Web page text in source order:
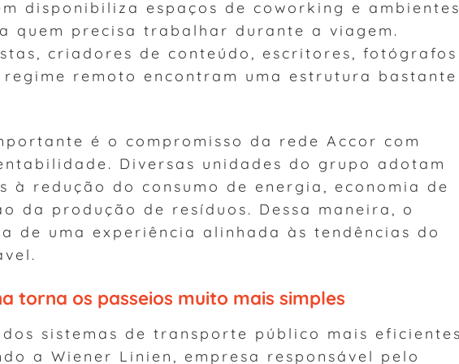
disponibiliza espaços de coworking e ambientes
quem precisa trabalhar durante a viagem.
criadores de conteúdo, escritores, fotógrafos
remoto encontram uma estrutura bastante
é o compromisso da rede Accor com
Diversas unidades do grupo adotam
à redução do consumo de energia, economia de
da produção de resíduos. Dessa maneira, o
de uma experiência alinhada às tendências do
torna os passeios muito mais simples
sistemas de transporte público mais eficientes
a Wiener Linien, empresa responsável pelo